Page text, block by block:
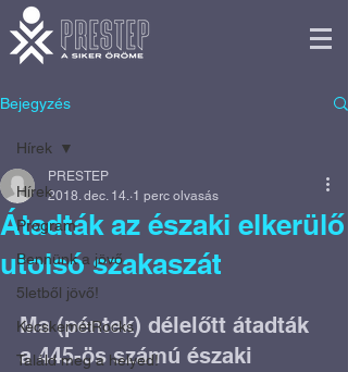
Bejegyzés
Hírek
Program
Bennünk a jövő
5letből jövő!
KecskemétRocks
Találd meg a helyed!
Hírek
Átadták az északi elkerülő
utolsó szakaszát
PRESTEP
2018. dec. 14. 1 perc olvasás
Ma (péntek) délelőtt átadták
a 445-ös számú északi